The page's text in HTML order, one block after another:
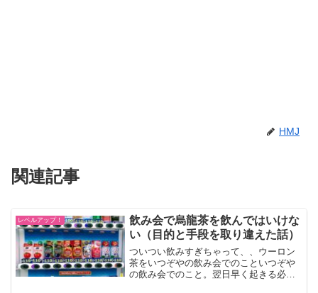
HMJ
関連記事
レベルアップ！
飲み会で烏龍茶を飲んではいけな
い（目的と手段を取り違えた話）
ついつい飲みすぎちゃって、、ウーロン
茶をいつぞやの飲み会でのこといつぞや
の飲み会でのこと。翌日早く起きる必要